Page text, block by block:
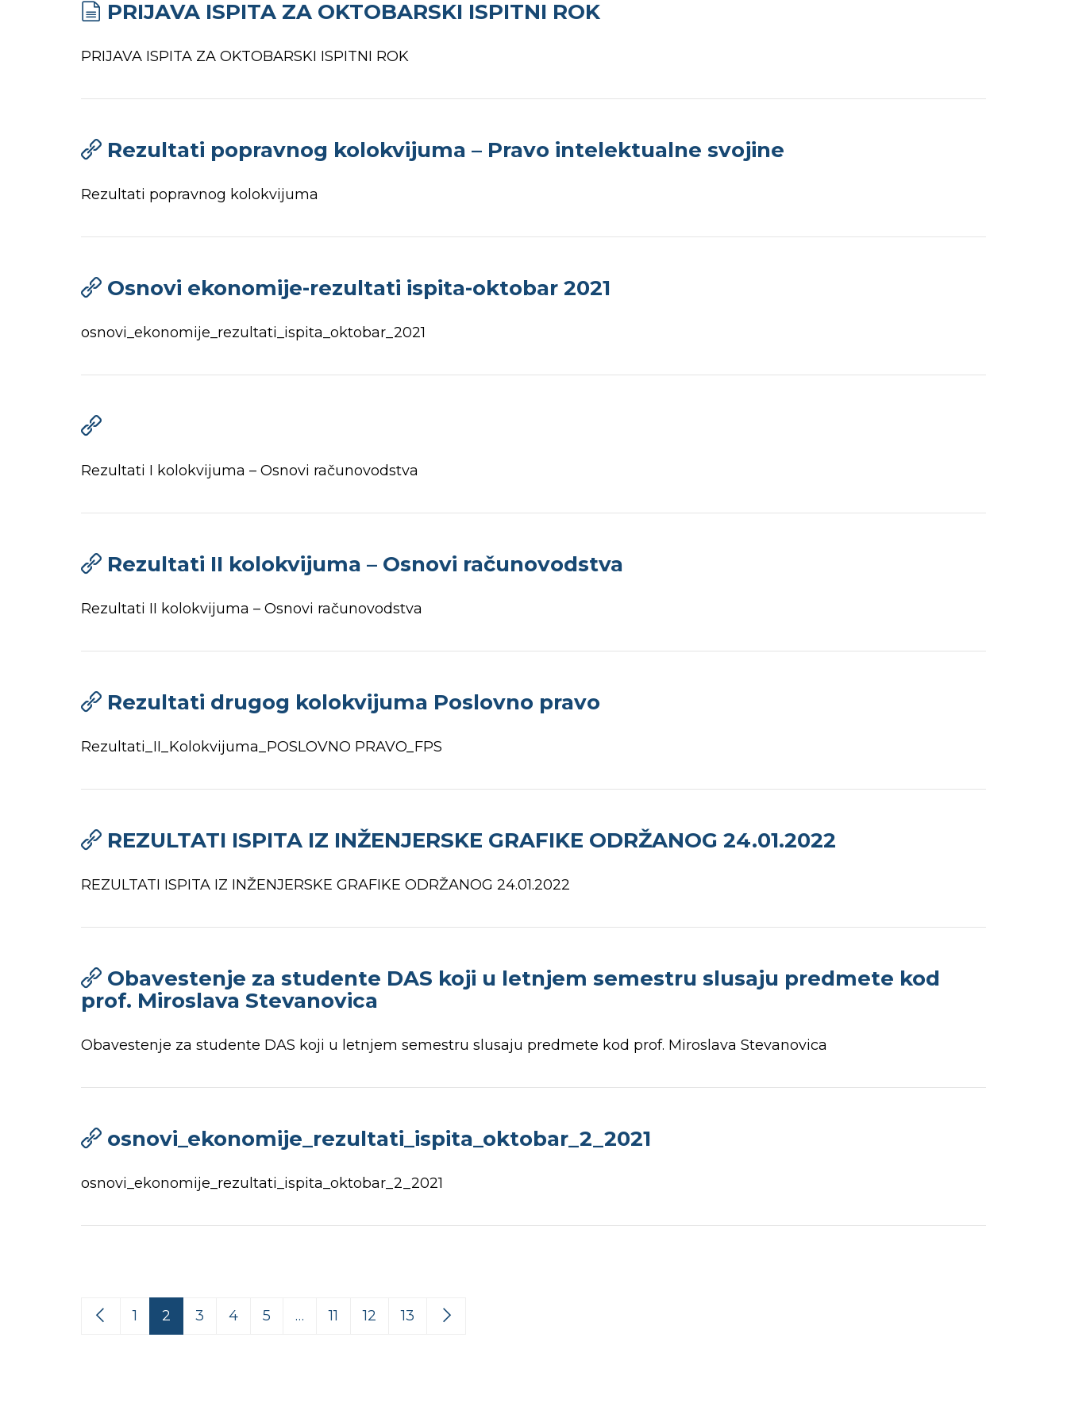
PRIJAVA ISPITA ZA OKTOBARSKI ISPITNI ROK
PRIJAVA ISPITA ZA OKTOBARSKI ISPITNI ROK
Rezultati popravnog kolokvijuma – Pravo intelektualne svojine
Rezultati popravnog kolokvijuma
Osnovi ekonomije-rezultati ispita-oktobar 2021
osnovi_ekonomije_rezultati_ispita_oktobar_2021
Rezultati I kolokvijuma – Osnovi računovodstva
Rezultati II kolokvijuma – Osnovi računovodstva
Rezultati II kolokvijuma – Osnovi računovodstva
Rezultati drugog kolokvijuma Poslovno pravo
Rezultati_II_Kolokvijuma_POSLOVNO PRAVO_FPS
REZULTATI ISPITA IZ INŽENJERSKE GRAFIKE ODRŽANOG 24.01.2022
REZULTATI ISPITA IZ INŽENJERSKE GRAFIKE ODRŽANOG 24.01.2022
Obavestenje za studente DAS koji u letnjem semestru slusaju predmete kod
prof. Miroslava Stevanovica
Obavestenje za studente DAS koji u letnjem semestru slusaju predmete kod prof. Miroslava Stevanovica
osnovi_ekonomije_rezultati_ispita_oktobar_2_2021
osnovi_ekonomije_rezultati_ispita_oktobar_2_2021
1 2 3 4 5 … 11 12 13